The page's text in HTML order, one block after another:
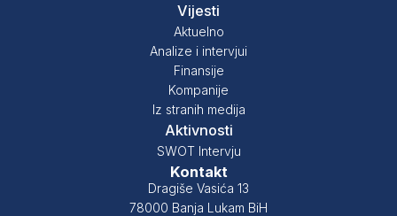
Vijesti
Aktuelno
Analize i intervjui
Finansije
Kompanije
Iz stranih medija
Aktivnosti
SWOT Intervju
Kontakt
Dragiše Vasića 13
78000 Banja Lukam BiH